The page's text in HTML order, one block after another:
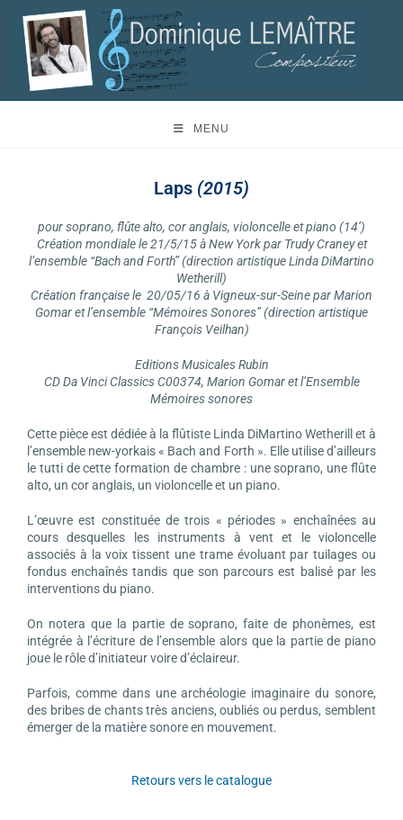
MENU
Laps (2015)
pour soprano, flûte alto, cor anglais, violoncelle et piano (14’)
Création mondiale le 21/5/15 à New York par Trudy Craney et
l’ensemble “Bach and Forth” (direction artistique Linda DiMartino
Wetherill)
Création française le 20/05/16 à Vigneux-sur-Seine par Marion
Gomar et l’ensemble “Mémoires Sonores” (direction artistique
François Veilhan)
Editions Musicales Rubin
CD Da Vinci Classics C00374, Marion Gomar et l’Ensemble
Mémoires sonores
Cette pièce est dédiée à la flûtiste Linda DiMartino Wetherill et à
l’ensemble new-yorkais « Bach and Forth ». Elle utilise d’ailleurs
le tutti de cette formation de chambre : une soprano, une flûte
alto, un cor anglais, un violoncelle et un piano.
L’œuvre est constituée de trois « périodes » enchaînées au
cours desquelles les instruments à vent et le violoncelle
associés à la voix tissent une trame évoluant par tuilages ou
fondus enchaînés tandis que son parcours est balisé par les
interventions du piano.
On notera que la partie de soprano, faite de phonèmes, est
intégrée à l’écriture de l’ensemble alors que la partie de piano
joue le rôle d’initiateur voire d’éclaireur.
Parfois, comme dans une archéologie imaginaire du sonore,
des bribes de chants très anciens, oubliés ou perdus, semblent
émerger de la matière sonore en mouvement.
Retours vers le catalogue